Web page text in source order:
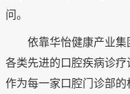
问。
依靠华怡健康产业
各类先进的口腔疾病诊疗
作为每一家口腔门诊部